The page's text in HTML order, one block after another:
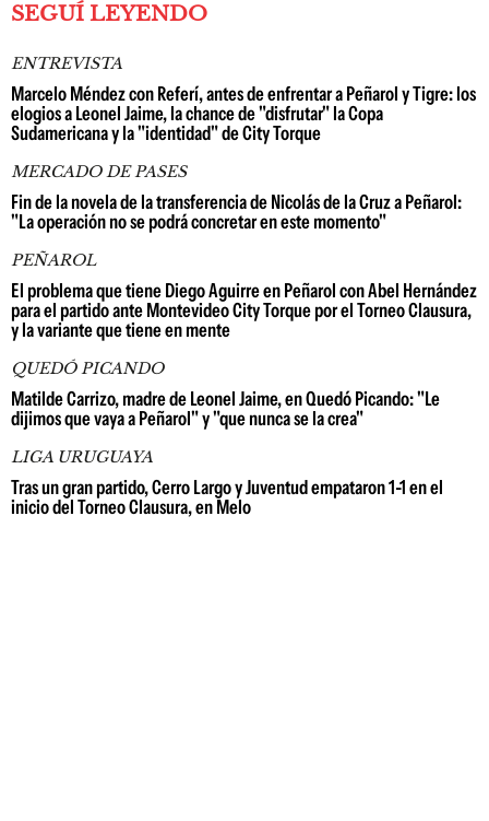
SEGUÍ LEYENDO
ENTREVISTA
Marcelo Méndez con Referí, antes de enfrentar a Peñarol y Tigre: los
elogios a Leonel Jaime, la chance de "disfrutar" la Copa
Sudamericana y la "identidad" de City Torque
MERCADO DE PASES
Fin de la novela de la transferencia de Nicolás de la Cruz a Peñarol:
"La operación no se podrá concretar en este momento"
PEÑAROL
El problema que tiene Diego Aguirre en Peñarol con Abel Hernández
para el partido ante Montevideo City Torque por el Torneo Clausura,
y la variante que tiene en mente
QUEDÓ PICANDO
Matilde Carrizo, madre de Leonel Jaime, en Quedó Picando: "Le
dijimos que vaya a Peñarol" y "que nunca se la crea"
LIGA URUGUAYA
Tras un gran partido, Cerro Largo y Juventud empataron 1-1 en el
inicio del Torneo Clausura, en Melo